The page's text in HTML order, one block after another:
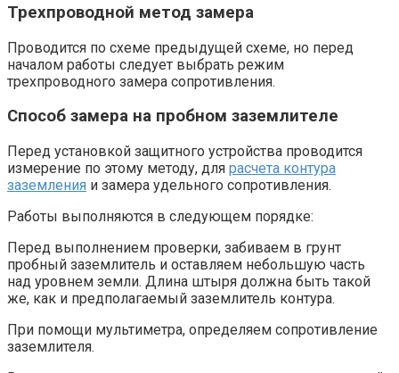
Трехпроводной метод замера
Проводится по схеме предыдущей схеме, но перед
началом работы следует выбрать режим
трехпроводного замера сопротивления.
Способ замера на пробном заземлителе
Перед установкой защитного устройства проводится
измерение по этому методу, для расчета контура
заземления и замера удельного сопротивления.
Работы выполняются в следующем порядке:
Перед выполнением проверки, забиваем в грунт
пробный заземлитель и оставляем небольшую часть
над уровнем земли. Длина штыря должна быть такой
же, как и предполагаемый заземлитель контура.
При помощи мультиметра, определяем сопротивление
заземлителя.